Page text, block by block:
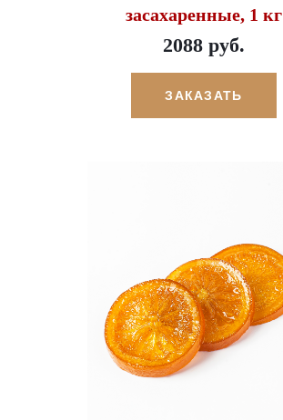
засахаренные, 1 кг
2088 руб.
ЗАКАЗАТЬ